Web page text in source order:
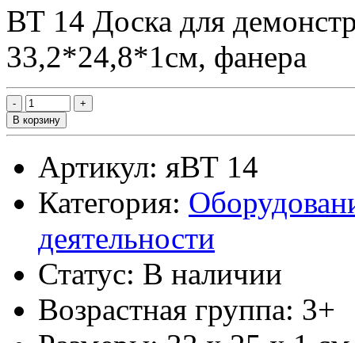
ВТ 14 Доска для
33,2*24,8*1см, фанера
В корзину
Артикул: яВТ 14
Категория:
деятельности
Статус: В наличии
Возрастная группа: 3+